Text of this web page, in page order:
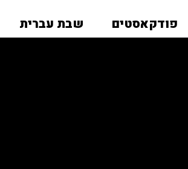
פודקאסטים שבת עברית